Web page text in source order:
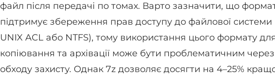
файл після передачі по томах. Варто зазначити, що
підтримує збереження прав доступу до файлової
UNIX ACL або NTFS), тому використання цього формату
копіювання та архівації може бути проблематичним
обходу захисту. Однак 7z дозволяє досягти на 4–25%